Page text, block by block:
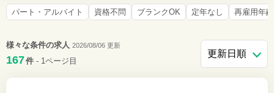
パート・アルバイト 資格不問 ブランクOK 定年なし 再雇用年
様々な条件の求人 2026/08/06 更新
167件 - 1ページ目